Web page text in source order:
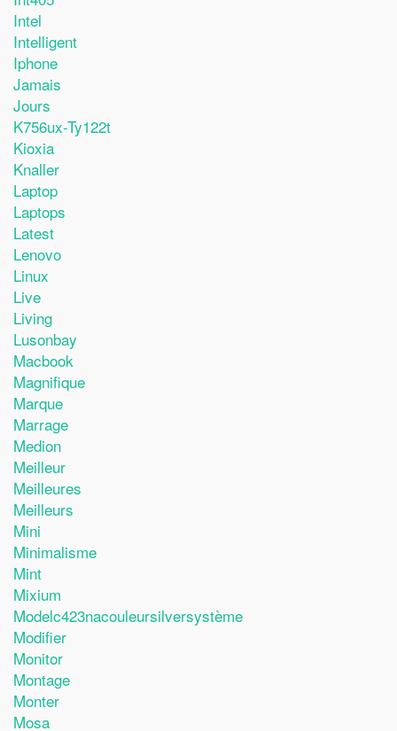
Intel
Intelligent
Iphone
Jamais
Jours
K756ux-Ty122t
Kioxia
Knaller
Laptop
Laptops
Latest
Lenovo
Linux
Live
Living
Lusonbay
Macbook
Magnifique
Marque
Marrage
Medion
Meilleur
Meilleures
Meilleurs
Mini
Minimalisme
Mint
Mixium
Modelc423nacouleursilversystème
Modifier
Monitor
Montage
Monter
Mosa